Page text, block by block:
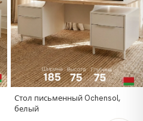
Стол письменный Ochensol,
белый